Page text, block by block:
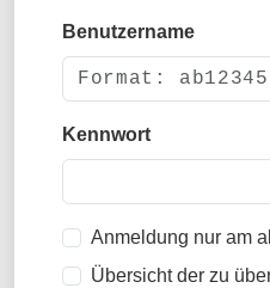
Benutzername
Kennwort
Anmeldung nur am
Übersicht der zu